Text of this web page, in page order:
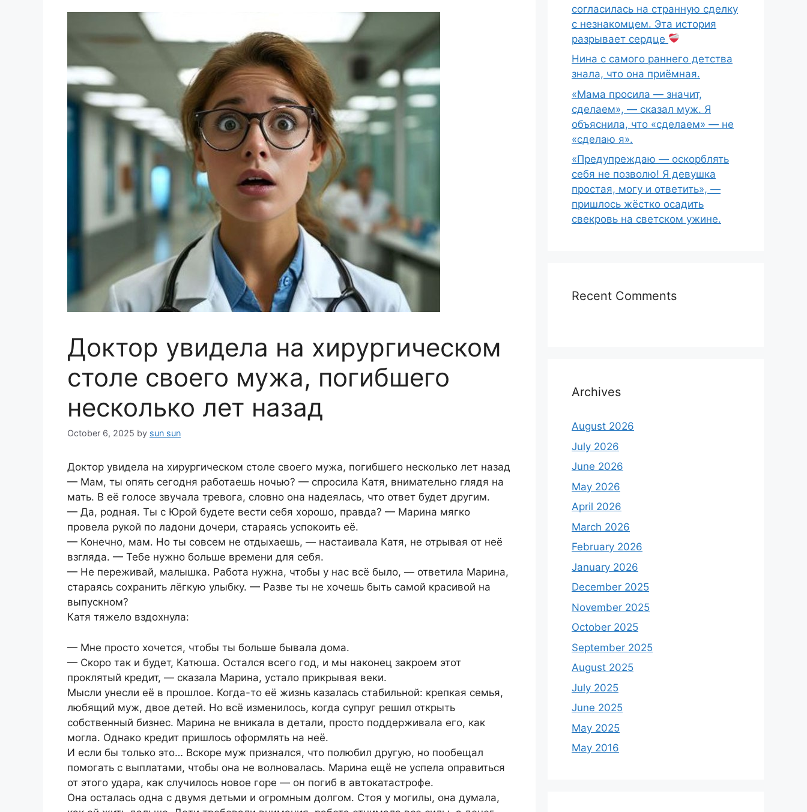
Доктор увидела на хирургическом
столе своего мужа, погибшего
несколько лет назад
October 6, 2025 by sun sun
Доктор увидела на хирургическом столе своего мужа, погибшего несколько лет назад
— Мам, ты опять сегодня работаешь ночью? — спросила Катя, внимательно глядя на
мать. В её голосе звучала тревога, словно она надеялась, что ответ будет другим.
— Да, родная. Ты с Юрой будете вести себя хорошо, правда? — Марина мягко
провела рукой по ладони дочери, стараясь успокоить её.
— Конечно, мам. Но ты совсем не отдыхаешь, — настаивала Катя, не отрывая от неё
взгляда. — Тебе нужно больше времени для себя.
— Не переживай, малышка. Работа нужна, чтобы у нас всё было, — ответила Марина,
стараясь сохранить лёгкую улыбку. — Разве ты не хочешь быть самой красивой на
выпускном?
Катя тяжело вздохнула:
— Мне просто хочется, чтобы ты больше бывала дома.
— Скоро так и будет, Катюша. Остался всего год, и мы наконец закроем этот
проклятый кредит, — сказала Марина, устало прикрывая веки.
Мысли унесли её в прошлое. Когда-то её жизнь казалась стабильной: крепкая семья,
любящий муж, двое детей. Но всё изменилось, когда супруг решил открыть
собственный бизнес. Марина не вникала в детали, просто поддерживала его, как
могла. Однако кредит пришлось оформлять на неё.
И если бы только это… Вскоре муж признался, что полюбил другую, но пообещал
помогать с выплатами, чтобы она не волновалась. Марина ещё не успела оправиться
от этого удара, как случилось новое горе — он погиб в автокатастрофе.
Она осталась одна с двумя детьми и огромным долгом. Стоя у могилы, она думала,
согласилась на странную сделку
с незнакомцем. Эта история
разрывает сердце
Нина с самого раннего детства
знала, что она приёмная.
«Мама просила — значит,
сделаем», — сказал муж. Я
объяснила, что «сделаем» — не
«сделаю я».
«Предупреждаю — оскорблять
себя не позволю! Я девушка
простая, могу и ответить», —
пришлось жёстко осадить
свекровь на светском ужине.
Recent Comments
Archives
August 2026
July 2026
June 2026
May 2026
April 2026
March 2026
February 2026
January 2026
December 2025
November 2025
October 2025
September 2025
August 2025
July 2025
June 2025
May 2025
May 2016